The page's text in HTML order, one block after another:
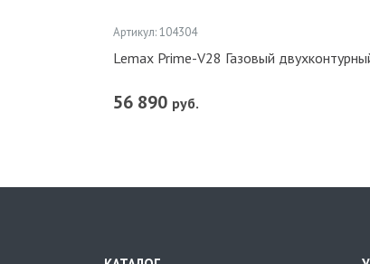
Артикул: 104304
Lemax Prime-V28 Газовый
56 890 руб.